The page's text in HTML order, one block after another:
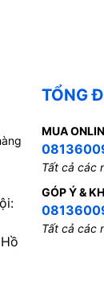
TỔNG
MUA
Tất cả các
GÓP Ý &
Tất cả các